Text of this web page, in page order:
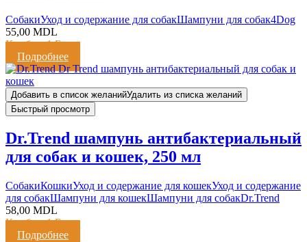
CобакиУход и содержание для собакШампуни для собак4Dog
55,00 MDL
Кешбэк:1 Балл
Подробнее
Добавить в список желанийУдалить из списка желаний
Быстрый просмотр
Dr.Trend шампунь антибактериальный
для собак и кошек, 250 мл
CобакиКошкиУход и содержание для кошекУход и содержание
для собакШампуни для кошекШампуни для собакDr.Trend
58,00 MDL
Кешбэк:1 Балл
Подробнее